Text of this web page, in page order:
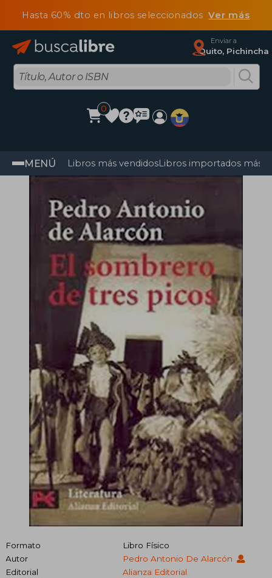
Hasta 60% dto en libros seleccionadosVer más
Enviar a
Quito, Pichincha
0
MENÚ Libros más vendidosLibros importados más
Formato
Libro Físico
Autor
Pedro Antonio De Alarcón
Editorial
Alianza Editorial